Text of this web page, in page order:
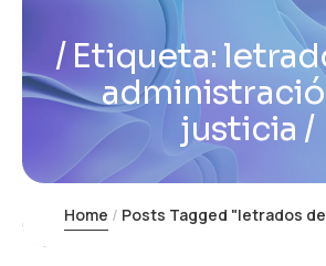
Etiqueta:
justicia
Home Posts Tagged "letrados de la